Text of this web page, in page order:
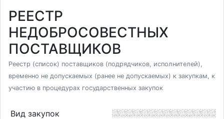
РЕЕСТР
НЕДОБРОСОВЕСТНЫХ
ПОСТАВЩИКОВ
Реестр (список) поставщиков (подрядчиков, исполнителей),
временно не допускаемых (ранее не допускаемых) к закупкам, к
участию в процедурах государственных закупок
Вид закупок